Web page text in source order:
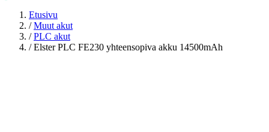
Etusivu
/ Muut akut
/ PLC akut
/ Elster PLC FE230 yhteensopiva akku 14500mAh